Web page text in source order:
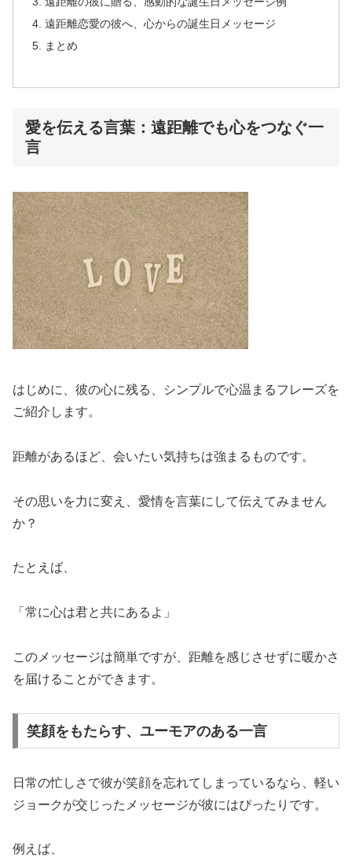
遠距離恋愛の彼へ、心からの誕生日メッセージ
まとめ
愛を伝える言葉：遠距離でも心をつなぐ一
言
はじめに、彼の心に残る、シンプルで心温まるフレーズを
ご紹介します。
距離があるほど、会いたい気持ちは強まるものです。
その思いを力に変え、愛情を言葉にして伝えてみません
か？
たとえば、
「常に心は君と共にあるよ」
このメッセージは簡単ですが、距離を感じさせずに暖かさ
を届けることができます。
笑顔をもたらす、ユーモアのある一言
日常の忙しさで彼が笑顔を忘れてしまっているなら、軽い
ジョークが交じったメッセージが彼にはぴったりです。
例えば、